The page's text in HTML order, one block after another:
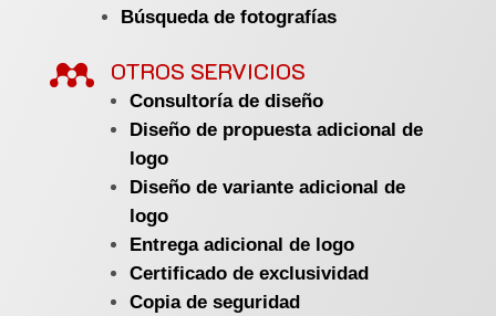
Búsqueda de fotografías
 OTROS SERVICIOS
Consultoría de diseño
Diseño de propuesta adicional de
logo
Diseño de variante adicional de
logo
Entrega adicional de logo
Certificado de exclusividad
Copia de seguridad